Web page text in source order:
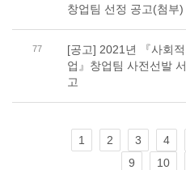
창업팀 선정 공고(첨부)
77
[공고] 2021년 『사회
업』창업팀 사전선발
고
1 2 3 4
9
10